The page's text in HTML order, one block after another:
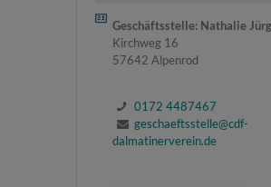
Geschäftsstelle: Nathalie
Kirchweg 16
57642 Alpenrod
0172 4487467
geschaeftsstelle@cdf-
dalmatinerverein.de